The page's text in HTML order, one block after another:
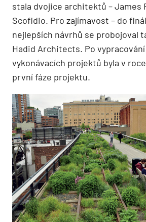
stala dvojice architektů – James
Scofidio. Pro zajímavost – do
nejlepších návrhů se probojoval
Hadid Architects. Po
vykonávacích projektů byla v
první fáze projektu.